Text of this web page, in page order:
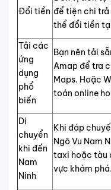
Đổi tiền để tiện chi
thể đổi tiền
Tải các
ứng
dụng
phổ
biến
Bạn nên tải
Amap để tra
Maps. Hoặc
toán online
Di
chuyển
khi đến
Nam
Ninh
Khi đáp
Ngô Vu Nam
taxi hoặc tàu
vực khám phá.